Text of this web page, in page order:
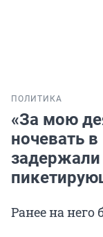
ПОЛИТИКА
«За мою
ночевать
задержали
Ранее на